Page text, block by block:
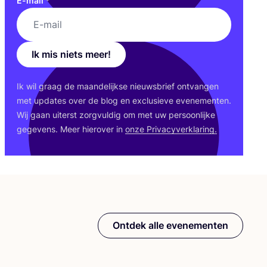
Ik mis niets meer!
Ik wil graag de maan­de­lijk­se nieuws­brief ont­van­gen
met upda­tes over de blog en exclu­sie­ve eve­ne­men­ten.
Wij gaan uiterst zorg­vul­dig om met uw per­soon­lij­ke
gege­vens. Meer hier­over in onze Pri­va­cy­ver­kla­ring.
Ontdek alle evenementen